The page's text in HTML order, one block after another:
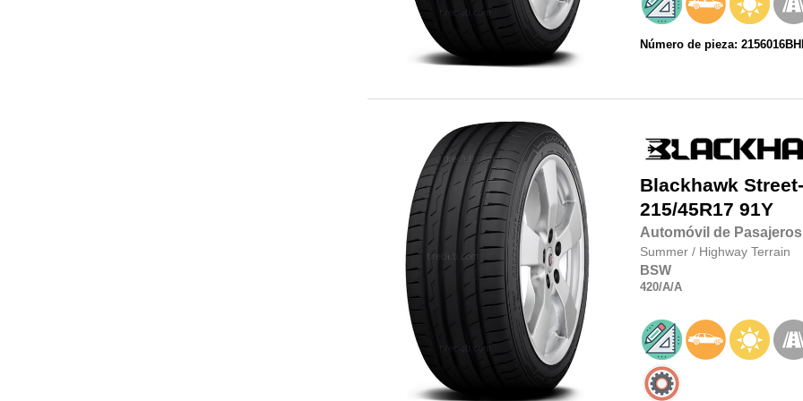
Número de pieza:
Blackhawk
215/45R17 91Y
Automóvil de Pasajeros
Summer / Highway Terrain
BSW
420/A/A